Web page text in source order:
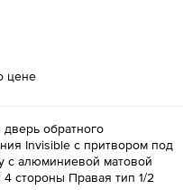
цене
обратного
Invisible с притвором под
с алюминиевой матовой
4 стороны Правая тип 1/2